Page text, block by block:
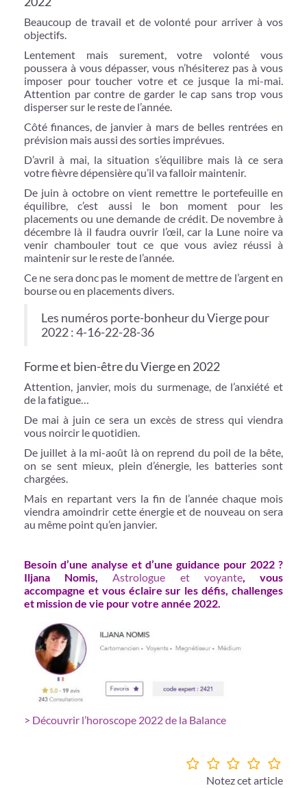
Beaucoup de travail et de volonté pour arriver à vos
objectifs.
Lentement mais surement, votre volonté vous
poussera à vous dépasser, vous n’hésiterez pas à vous
imposer pour toucher votre et ce jusque la mi-mai.
Attention par contre de garder le cap sans trop vous
disperser sur le reste de l’année.
Côté finances, de janvier à mars de belles rentrées en
prévision mais aussi des sorties imprévues.
D’avril à mai, la situation s’équilibre mais là ce sera
votre fièvre dépensière qu’il va falloir maintenir.
De juin à octobre on vient remettre le portefeuille en
équilibre, c’est aussi le bon moment pour les
placements ou une demande de crédit. De novembre à
décembre là il faudra ouvrir l’œil, car la Lune noire va
venir chambouler tout ce que vous aviez réussi à
maintenir sur le reste de l’année.
Ce ne sera donc pas le moment de mettre de l’argent en
bourse ou en placements divers.
Les numéros porte-bonheur du Vierge pour
2022 : 4-16-22-28-36
Forme et bien-être du Vierge en 2022
Attention, janvier, mois du surmenage, de l’anxiété et
de la fatigue…
De mai à juin ce sera un excès de stress qui viendra
vous noircir le quotidien.
De juillet à la mi-août là on reprend du poil de la bête,
on se sent mieux, plein d’énergie, les batteries sont
chargées.
Mais en repartant vers la fin de l’année chaque mois
viendra amoindrir cette énergie et de nouveau on sera
au même point qu’en janvier.
Besoin d’une analyse et d’une guidance pour 2022 ?
Iljana Nomis, Astrologue et voyante, vous
accompagne et vous éclaire sur les défis, challenges
et mission de vie pour votre année 2022.
> Découvrir l’horoscope 2022 de la Balance
Notez cet article